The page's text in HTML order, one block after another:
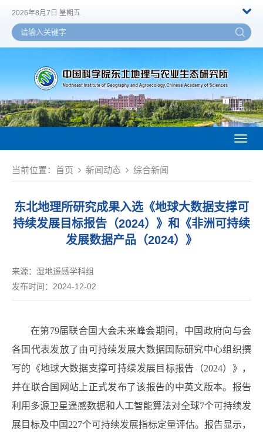
2026年8月7日 星期五
当前位置： 首页 新闻动态 综合新闻
东北地理所研究成果入选《地球大数据支撑可
持续发展目标报告（2024）》和《非洲可持续
发展数据产品（2024）》
来源： 湿地遥感学科组
发布时间：2024-12-02
在第79届联合国大会未来峰会期间，中国政府向与会
各国代表发放了由可持续发展大数据国际研究中心组织撰
写的《地球大数据支撑可持续发展目标报告（2024）》，
并在联合国网站上正式发布了该报告的中英文版本。报告
利用多源卫星遥感数据和人工智能算法对全球7个可持续发
展目标及中国 227个可持续发展指标定量评估。报告显示，